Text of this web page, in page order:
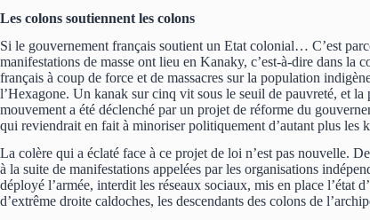
Les colons soutiennent les colons
Si le gouvernement français soutient un Etat colonial… C’est
manifestations de masse ont lieu en Kanaky, c’est-à-dire dans
français à coup de force et de massacres sur la population
l’Hexagone. Un kanak sur cinq vit sous le seuil de pauvreté, et
mouvement a été déclenché par un projet de réforme du
qui reviendrait en fait à minoriser politiquement d’autant plus les
La colère qui a éclaté face à ce projet de loi n’est pas nouvelle.
à la suite de manifestations appelées par les organisations
déployé l’armée, interdit les réseaux sociaux, mis en place l’état
d’extrême droite caldoches, les descendants des colons de